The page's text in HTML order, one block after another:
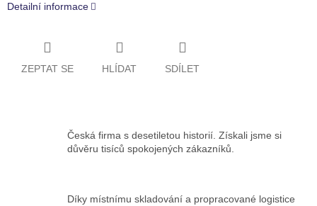
Detailní informace
ZEPTAT SE HLÍDAT SDÍLET
Česká firma s desetiletou historií. Získali jsme si
důvěru tisíců spokojených zákazníků.
Díky místnímu skladování a propracované logistice